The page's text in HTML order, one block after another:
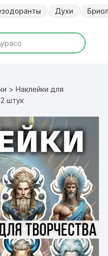
Духи
> Наклейки для
штук